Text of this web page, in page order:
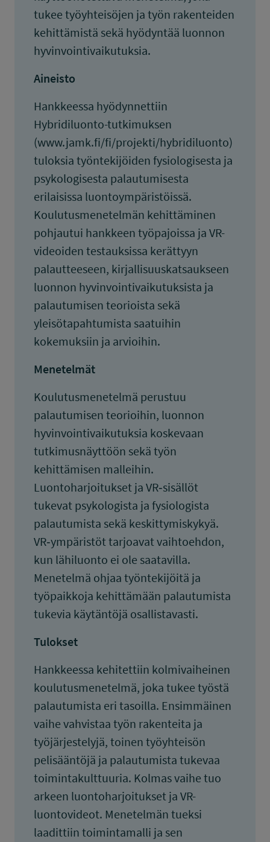
tukee työyhteisöjen ja työn rakenteiden
kehittämistä sekä hyödyntää luonnon
hyvinvointivaikutuksia.
Aineisto
Hankkeessa hyödynnettiin
Hybridiluonto-tutkimuksen
(www.jamk.fi/fi/projekti/hybridiluonto)
tuloksia työntekijöiden fysiologisesta ja
psykologisesta palautumisesta
erilaisissa luontoympäristöissä.
Koulutusmenetelmän kehittäminen
pohjautui hankkeen työpajoissa ja VR-
videoiden testauksissa kerättyyn
palautteeseen, kirjallisuuskatsaukseen
luonnon hyvinvointivaikutuksista ja
palautumisen teorioista sekä
yleisötapahtumista saatuihin
kokemuksiin ja arvioihin.
Menetelmät
Koulutusmenetelmä perustuu
palautumisen teorioihin, luonnon
hyvinvointivaikutuksia koskevaan
tutkimusnäyttöön sekä työn
kehittämisen malleihin.
Luontoharjoitukset ja VR‑sisällöt
tukevat psykologista ja fysiologista
palautumista sekä keskittymiskykyä.
VR‑ympäristöt tarjoavat vaihtoehdon,
kun lähiluonto ei ole saatavilla.
Menetelmä ohjaa työntekijöitä ja
työpaikkoja kehittämään palautumista
tukevia käytäntöjä osallistavasti.
Tulokset
Hankkeessa kehitettiin kolmivaiheinen
koulutusmenetelmä, joka tukee työstä
palautumista eri tasoilla. Ensimmäinen
vaihe vahvistaa työn rakenteita ja
työjärjestelyjä, toinen työyhteisön
pelisääntöjä ja palautumista tukevaa
toimintakulttuuria. Kolmas vaihe tuo
arkeen luontoharjoitukset ja VR-
luontovideot. Menetelmän tueksi
laadittiin toimintamalli ja sen